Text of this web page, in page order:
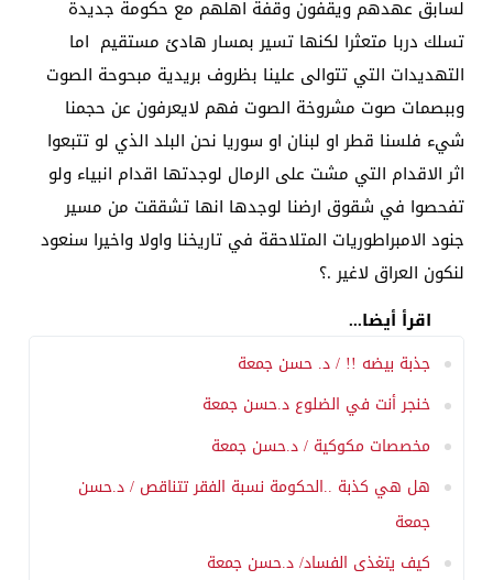
لسابق عهدهم ويقفون وقفة اهلهم مع حكومة جديدة
تسلك دربا متعثرا لكنها تسير بمسار هادئ مستقيم اما
التهديدات التي تتوالى علينا بظروف بريدية مبحوحة الصوت
وببصمات صوت مشروخة الصوت فهم لايعرفون عن حجمنا
شيء فلسنا قطر او لبنان او سوريا نحن البلد الذي لو تتبعوا
اثر الاقدام التي مشت على الرمال لوجدتها اقدام انبياء ولو
تفحصوا في شقوق ارضنا لوجدها انها تشققت من مسير
جنود الامبراطوريات المتلاحقة في تاريخنا واولا واخيرا سنعود
لنكون العراق لاغير .؟
اقرأ أيضا...
جذبة بيضه !! / د. حسن جمعة
خنجر أنت في الضلوع د.حسن جمعة
مخصصات مكوكية / د.حسن جمعة
هل هي كذبة ..الحكومة نسبة الفقر تتناقص / د.حسن
جمعة
كيف يتغذى الفساد/ د.حسن جمعة